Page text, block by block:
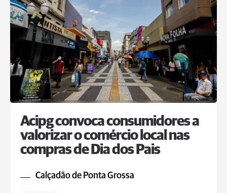
Acipg convoca consumidores a
valorizar o comércio local nas
compras de Dia dos Pais
Calçadão de Ponta Grossa